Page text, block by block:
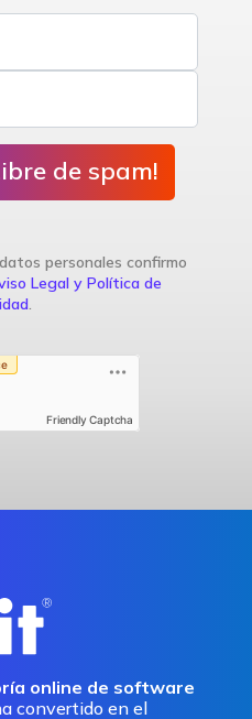
de spam!
personales confirmo
Legal y Política de
.
Friendly Captcha
online de software
convertido en el